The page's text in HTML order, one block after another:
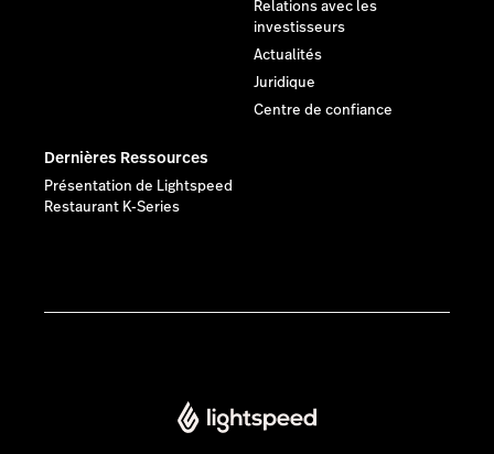
Relations avec les
investisseurs
Actualités
Juridique
Centre de confiance
Dernières Ressources
Présentation de Lightspeed
Restaurant K-Series